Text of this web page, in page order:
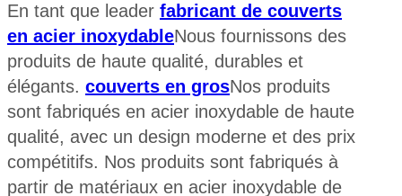
En tant que leader fabricant de couverts
en acier inoxydableNous fournissons des
produits de haute qualité, durables et
élégants. couverts en grosNos produits
sont fabriqués en acier inoxydable de haute
qualité, avec un design moderne et des prix
compétitifs. Nos produits sont fabriqués à
partir de matériaux en acier inoxydable de